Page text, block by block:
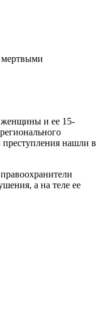
женщины и ее 15-
нашли в
а на теле ее